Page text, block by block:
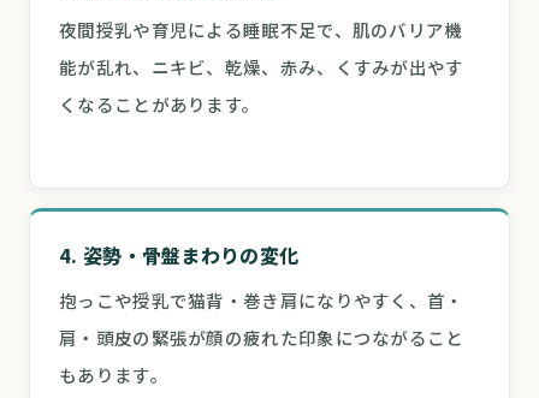
夜間授乳や育児による睡眠不足で、肌のバリア機
能が乱れ、ニキビ、乾燥、赤み、くすみが出やす
くなることがあります。
4. 姿勢・骨盤まわりの変化
抱っこや授乳で猫背・巻き肩になりやすく、首・
肩・頭皮の緊張が顔の疲れた印象につながること
もあります。